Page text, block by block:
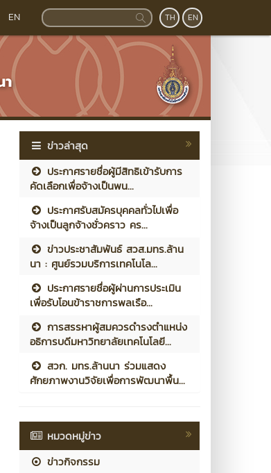
EN TH EN
ข่าวล่าสุด
ประกาศรายชื่อผู้มีสิทธิเข้ารับการ
คัดเลือกเพื่อจ้างเป็นพน...
ประกาศรับสมัครบุคคลทั่วไปเพื่อ
จ้างเป็นลูกจ้างชั่วคราว คร...
ข่าวประชาสัมพันธ์ สวส.มทร.ล้าน
นา : ศูนย์รวมบริการเทคโนโล...
ประกาศรายชื่อผู้ผ่านการประเมิน
เพื่อรับโอนข้าราชการพลเรือ...
การสรรหาผู้สมควรดำรงตำแหน่ง
อธิการบดีมหาวิทยาลัยเทคโนโลยี...
สวก. มทร.ล้านนา ร่วมแสดง
ศักยภาพงานวิจัยเพื่อการพัฒนาพื้น...
หมวดหมู่ข่าว
ข่าวกิจกรรม